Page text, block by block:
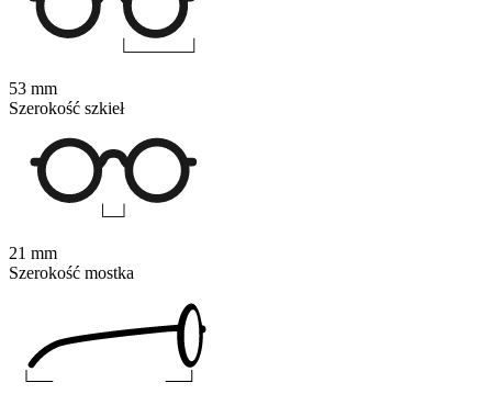
53 mm
Szerokość szkieł
21 mm
Szerokość mostka